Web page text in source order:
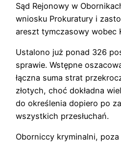
Sąd Rejonowy w
wniosku Prokuratury i
areszt tymczasowy wobec
Ustalono już ponad 326
sprawie. Wstępne
łączna suma strat
złotych, choć dokładna
do określenia dopiero po
wszystkich przesłuchań.
Oborniccy kryminalni,